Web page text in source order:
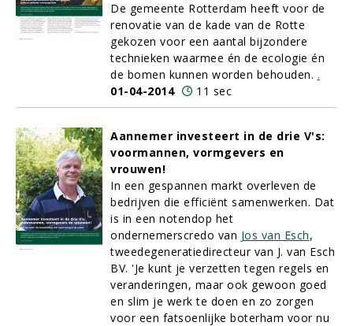
De gemeente Rotterdam heeft voor de
renovatie van de kade van de Rotte
gekozen voor een aantal bijzondere
technieken waarmee én de ecologie én
de bomen kunnen worden behouden. .
01-04-2014
11 sec
Aannemer investeert in de drie V's:
voormannen, vormgevers en
vrouwen!
In een gespannen markt overleven de
bedrijven die efficiënt samenwerken. Dat
is in een notendop het
ondernemerscredo van Jos van Esch,
tweedegeneratiedirecteur van J. van Esch
BV. 'Je kunt je verzetten tegen regels en
veranderingen, maar ook gewoon goed
en slim je werk te doen en zo zorgen
voor een fatsoenlijke boterham voor nu